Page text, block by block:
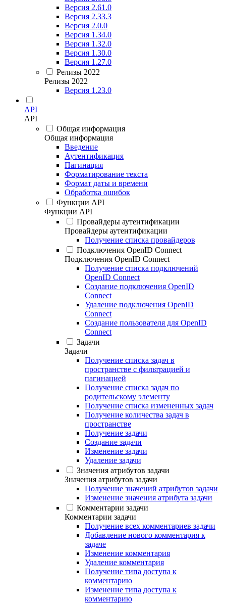
Версия 2.61.0
Версия 2.33.3
Версия 2.0.0
Версия 1.34.0
Версия 1.32.0
Версия 1.30.0
Версия 1.27.0
Релизы 2022
Релизы 2022
Версия 1.23.0
API
API
Общая информация
Общая информация
Введение
Аутентификация
Пагинация
Форматирование текста
Формат даты и времени
Обработка ошибок
Функции API
Функции API
Провайдеры аутентификации
Провайдеры аутентификации
Получение списка провайдеров
Подключения OpenID Connect
Подключения OpenID Connect
Получение списка подключений
OpenID Connect
Создание подключения OpenID
Connect
Удаление подключения OpenID
Connect
Создание пользователя для OpenID
Connect
Задачи
Задачи
Получение списка задач в
пространстве с фильтрацией и
пагинацией
Получение списка задач по
родительскому элементу
Получение списка измененных задач
Получение количества задач в
пространстве
Получение задачи
Создание задачи
Изменение задачи
Удаление задачи
Значения атрибутов задачи
Значения атрибутов задачи
Получение значений атрибутов задачи
Изменение значения атрибута задачи
Комментарии задачи
Комментарии задачи
Получение всех комментариев задачи
Добавление нового комментария к
задаче
Изменение комментария
Удаление комментария
Получение типа доступа к
комментарию
Изменение типа доступа к
комментарию